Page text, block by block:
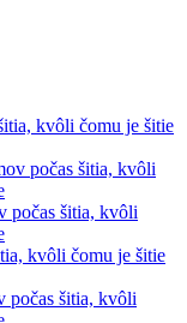
kvôli čomu je šitie
počas šitia, kvôli
počas šitia, kvôli
kvôli čomu je šitie
počas šitia, kvôli